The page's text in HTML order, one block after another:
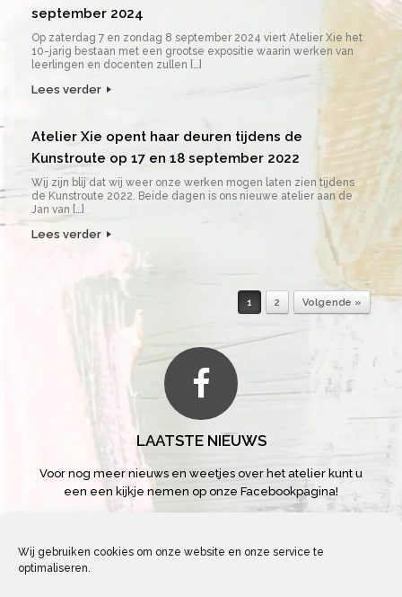
Wij gebruiken cookies om onze website en onze service te
optimaliseren.
september 2024
Op zaterdag 7 en zondag 8 september 2024 viert Atelier Xie het
10-jarig bestaan met een grootse expositie waarin werken van
leerlingen en docenten zullen […]
Lees verder
Atelier Xie opent haar deuren tijdens de
Kunstroute op 17 en 18 september 2022
Wij zijn blij dat wij weer onze werken mogen laten zien tijdens
de Kunstroute 2022. Beide dagen is ons nieuwe atelier aan de
Jan van […]
Lees verder
Bericht navigatie
1 2 Volgende »
LAATSTE NIEUWS
Voor nog meer nieuws en weetjes over het atelier kunt u
een een kijkje nemen op onze Facebookpagina!